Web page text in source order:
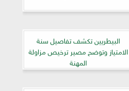
البيطريين تكشف تفاصيل سنة
الامتياز وتوضح مصير ترخيص مزاولة
المهنة